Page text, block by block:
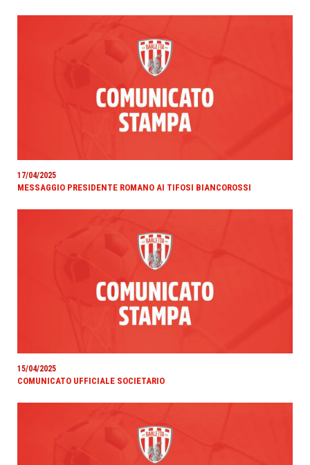
17/04/2025
MESSAGGIO PRESIDENTE ROMANO AI TIFOSI BIANCOROSSI
15/04/2025
COMUNICATO UFFICIALE SOCIETARIO